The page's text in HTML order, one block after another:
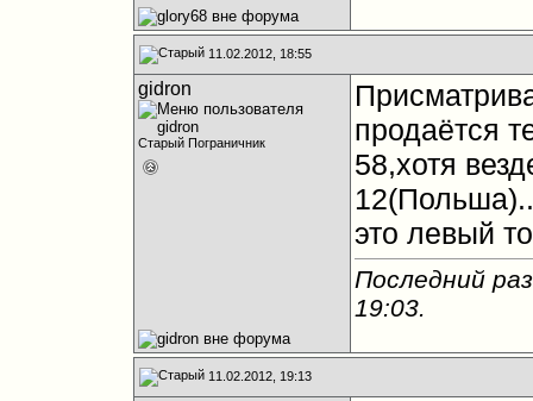
11.02.2012, 18:55
gidron
Старый Пограничник
продаётся
58,хотя
это левый
Последний
19:03.
11.02.2012, 19:13